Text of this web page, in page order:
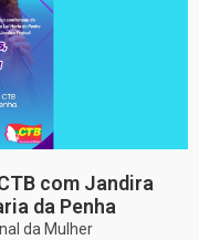
com Jandira
da Penha
da Mulher